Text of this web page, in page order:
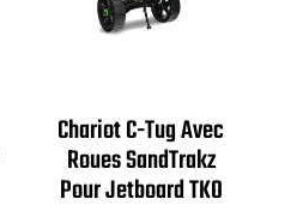
Chariot C-Tug Avec
Roues SandTrakz
Pour Jetboard TKO